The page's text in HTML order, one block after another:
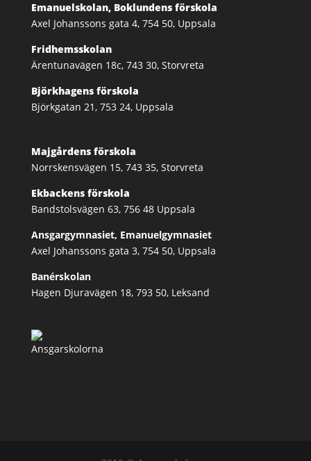
Emanuelskolan, Boklundens förskola
Axel Johanssons gata 4, 754 50, Uppsala
Fridhemsskolan
Ärentunavägen 18c, 743 30, Storvreta
Björkhagens förskola
Björkgatan 21, 753 24, Uppsala
Majgårdens förskola
Norrskensvägen 15, 743 35, Storvreta
Ekbackens förskola
Bandstolsvägen 63, 756 48 Uppsala
Ansgargymnasiet, Emanuelgymnasiet
Axel Johanssons gata 3, 754 50, Uppsala
Banérskolan
Hagen Djuravägen 18, 793 50, Leksand